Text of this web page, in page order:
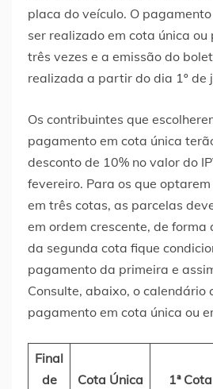
placa do veículo. O
ser realizado em cota única
três vezes e a emissão do
realizada a partir do dia 1º de
Os contribuintes que
pagamento em cota única
desconto de 10% no valor do
fevereiro. Para os que
em três cotas, as parcelas
em ordem crescente, de forma
da segunda cota fique
pagamento da primeira e
Consulte, abaixo, o calendário
pagamento em cota única ou
Final
de
Cota Única 1ª Cota